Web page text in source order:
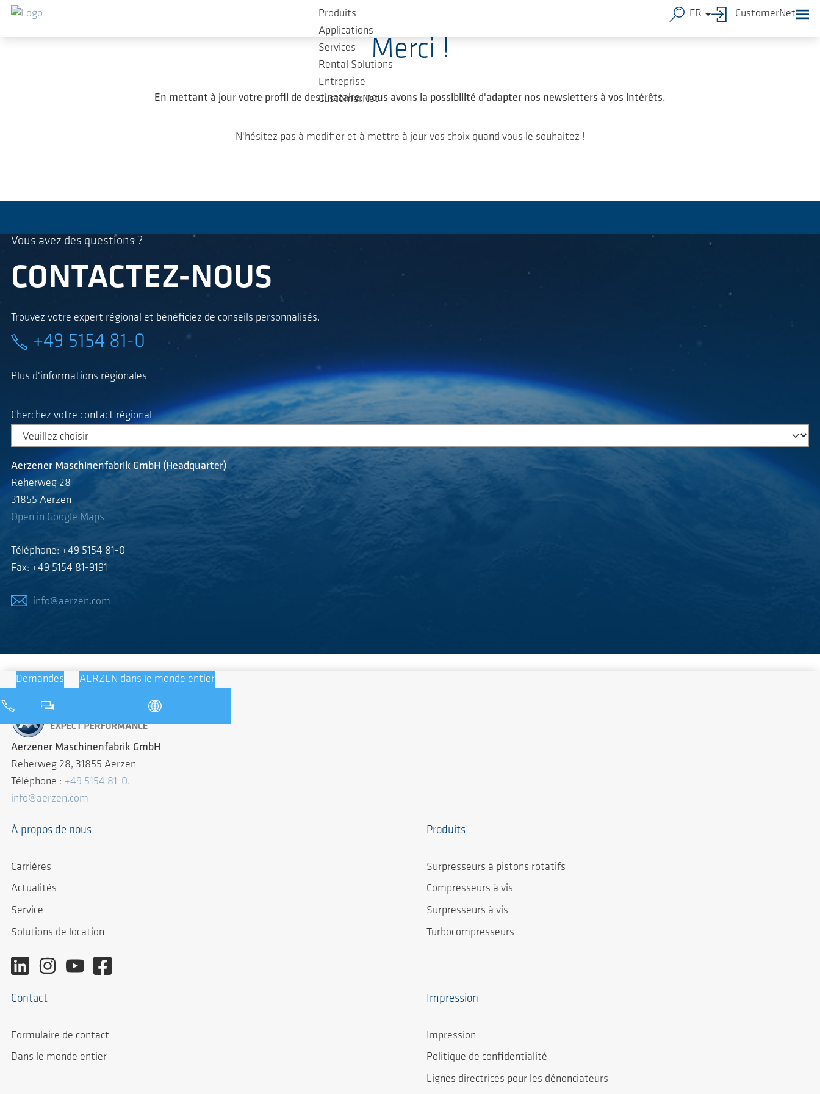
Sauter au contenu principal
Produits
Applications
Services
Rental Solutions
Entreprise
CustomerNet
FR CustomerNet
Merci !
En mettant à jour votre profil de destinataire, nous avons la possibilité d'adapter nos newsletters à vos intérêts.
N'hésitez pas à modifier et à mettre à jour vos choix quand vous le souhaitez !
Vous avez des questions ?
CONTACTEZ-NOUS
Trouvez votre expert régional et bénéficiez de conseils personnalisés.
+49 5154 81-0
Plus d'informations régionales
Cherchez votre contact régional
Aerzener Maschinenfabrik GmbH (Headquarter)
Reherweg 28
31855 Aerzen
Open in Google Maps
Téléphone: +49 5154 81-0
Fax: +49 5154 81-9191
info@aerzen.com
Demandes AERZEN dans le monde entier
Aerzener Maschinenfabrik GmbH
Reherweg 28, 31855 Aerzen
Téléphone : +49 5154 81-0.
info@aerzen.com
À propos de nous
Carrières
Actualités
Service
Solutions de location
Produits
Surpresseurs à pistons rotatifs
Compresseurs à vis
Surpresseurs à vis
Turbocompresseurs
Contact
Formulaire de contact
Dans le monde entier
Impression
Impression
Politique de confidentialité
Lignes directrices pour les dénonciateurs